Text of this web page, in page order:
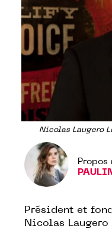
Nicolas Laugero
Président et
Nicolas